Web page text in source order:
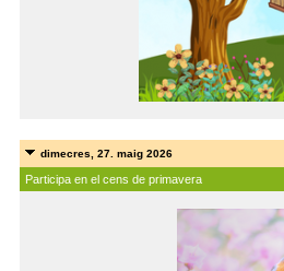
dimecres, 27. maig 2026
Participa en el cens de primavera